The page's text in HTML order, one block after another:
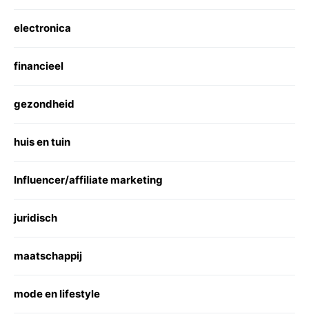
electronica
financieel
gezondheid
huis en tuin
Influencer/affiliate marketing
juridisch
maatschappij
mode en lifestyle